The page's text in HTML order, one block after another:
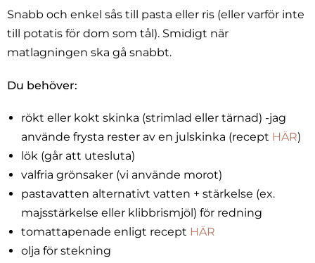
Snabb och enkel sås till pasta eller ris (eller varför inte
till potatis för dom som tål). Smidigt när
matlagningen ska gå snabbt.
Du behöver:
rökt eller kokt skinka (strimlad eller tärnad) -jag
använde frysta rester av en julskinka (recept HÄR)
lök (går att utesluta)
valfria grönsaker (vi använde morot)
pastavatten alternativt vatten + stärkelse (ex.
majsstärkelse eller klibbrismjöl) för redning
tomattapenade enligt recept HÄR
olja för stekning